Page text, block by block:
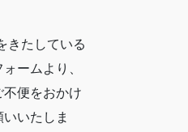
きたしている
ームより、
不便をおかけ
いたしま